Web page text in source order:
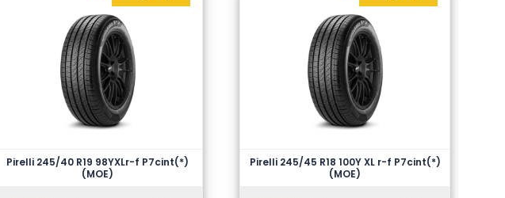
Pirelli 245/45 R18 100Y XL r-f P7cint(*)
(MOE)
Pirelli 245/40 R19 98YXLr-f P7cint(*)
(MOE)